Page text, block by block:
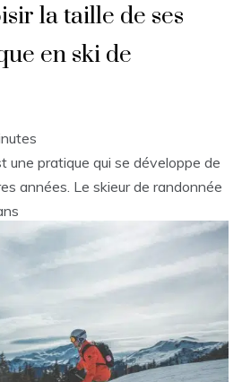
la taille de ses
en ski de
une pratique qui se développe de
années. Le skieur de randonnée